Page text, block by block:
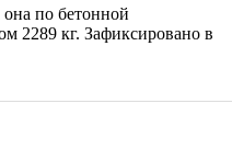
она по бетонной
2289 кг. Зафиксировано в